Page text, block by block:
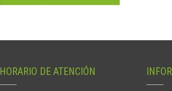
HORARIO DE ATENCIÓN